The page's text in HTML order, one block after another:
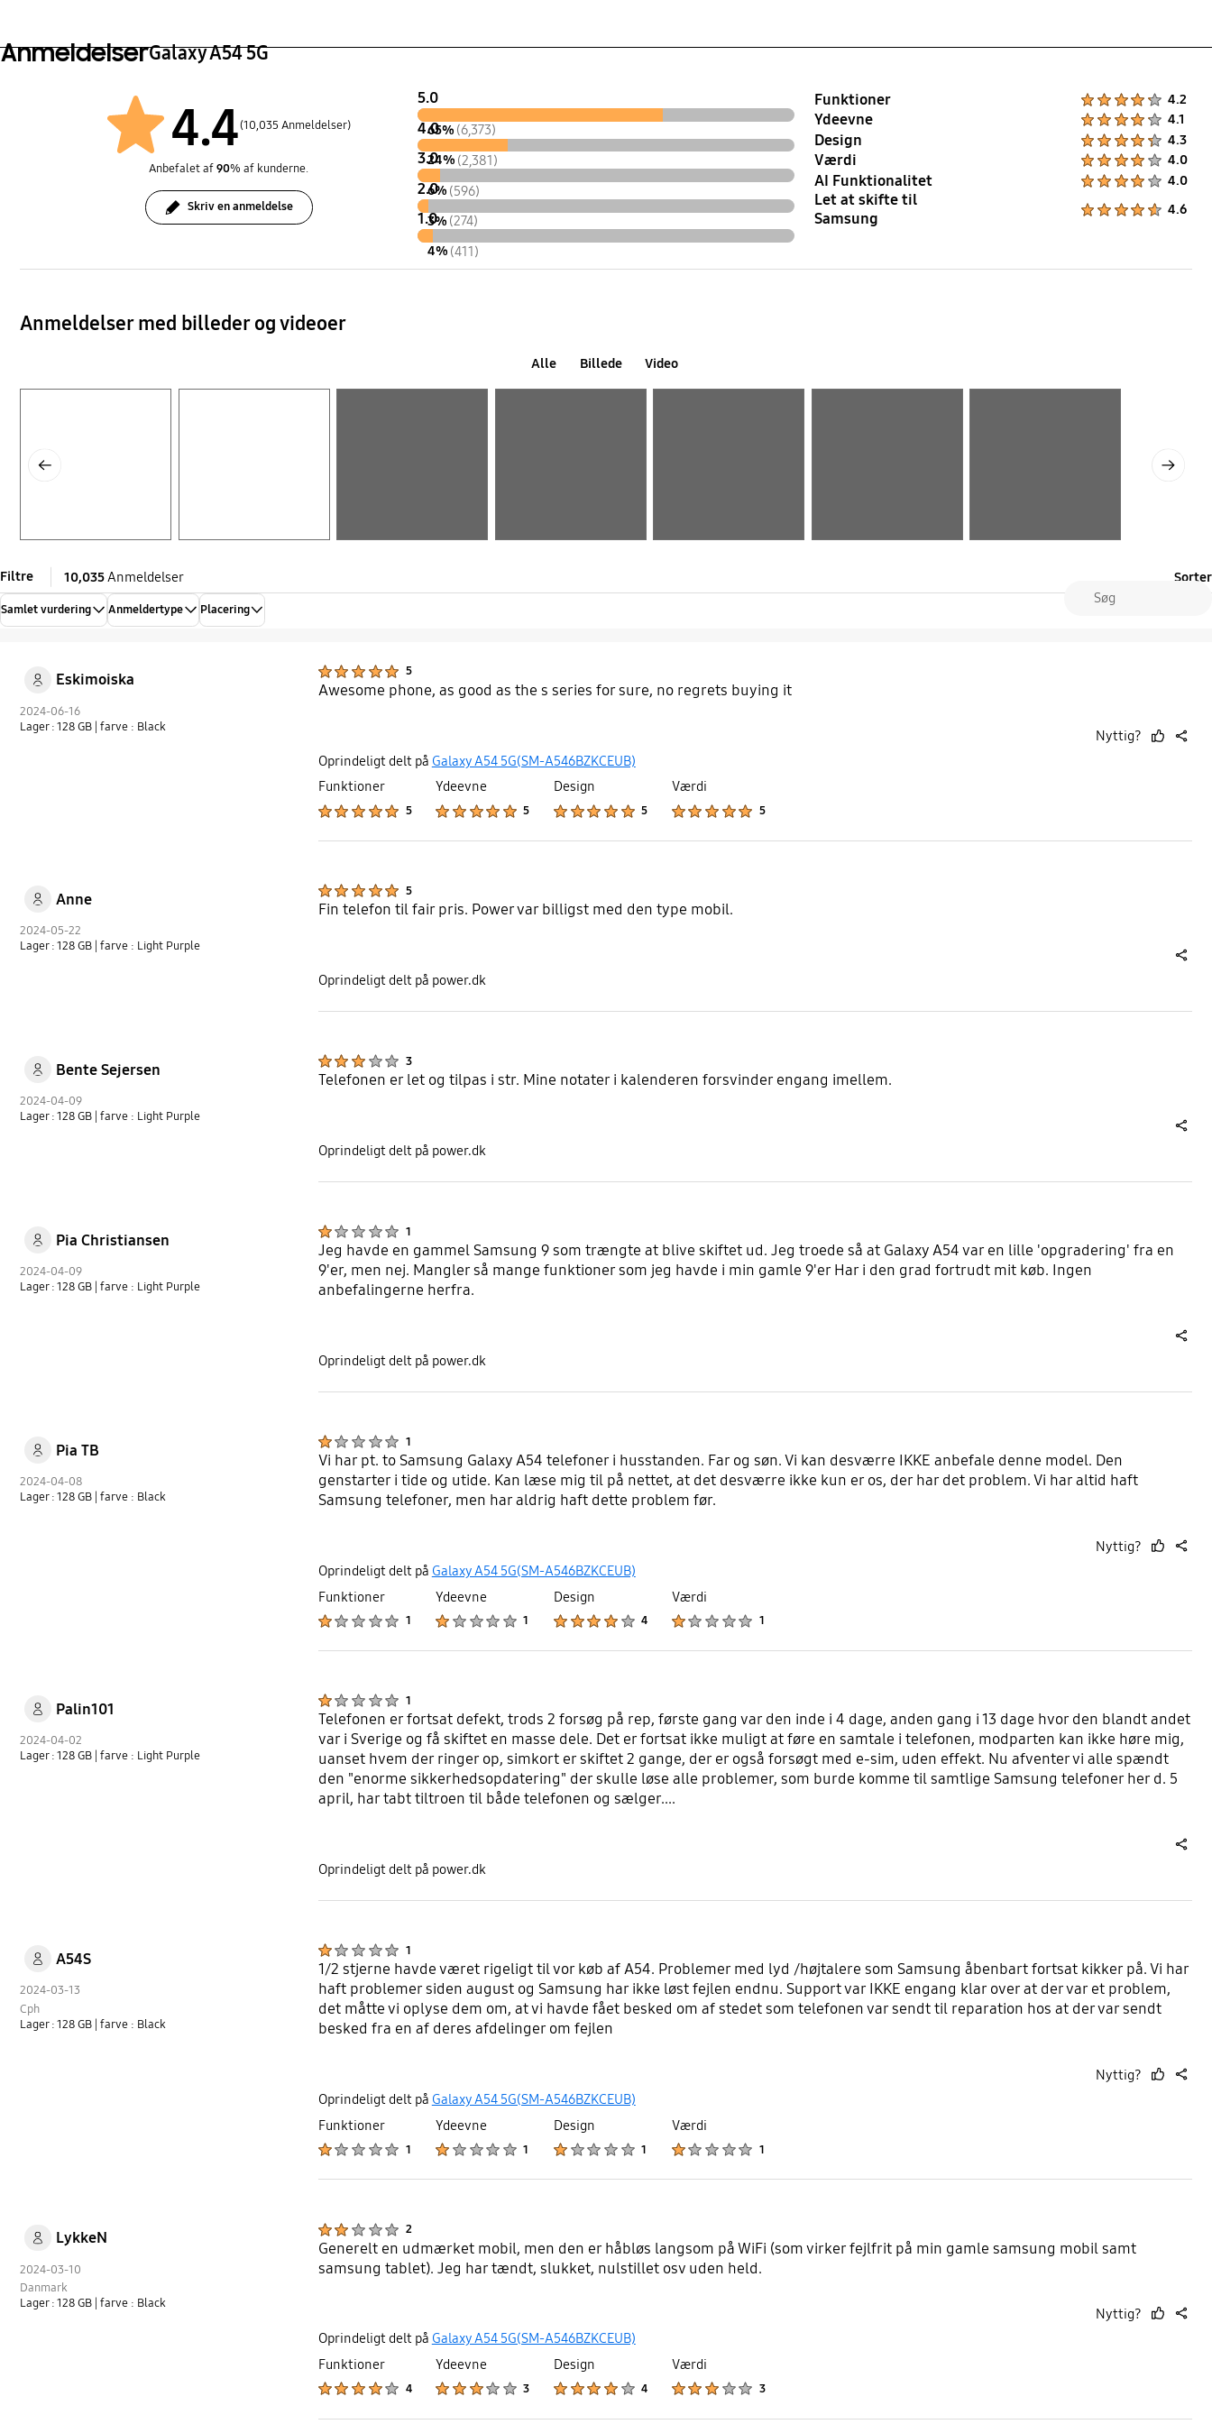
AnmeldelserGalaxy A54 5G
4.4(10,035 Anmeldelser)
Anbefalet af90% af kunderne.
Skriv en anmeldelse
5.0
65% (6,373)
4.0
24% (2,381)
3.0
6% (596)
2.0
3% (274)
1.0
4% (411)
Funktioner 4.2
Ydeevne 4.1
Design 4.3
Værdi 4.0
AI Funktionalitet 4.0
Let at skifte til
Samsung
4.6
Anmeldelser med billeder og videoer
Alle Billede Video
Filtre 10,035Anmeldelser Sorter
Samlet vurdering Anmeldertype Placering
Eskimoiska
2024-06-16
Lager : 128 GB | farve : Black
5
Awesome phone, as good as the s series for sure, no regrets buying it
Nyttig?
Oprindeligt delt på Galaxy A54 5G(SM-A546BZKCEUB)
Funktioner
5
Ydeevne
5
Design
5
Værdi
5
Anne
2024-05-22
Lager : 128 GB | farve : Light Purple
5
Fin telefon til fair pris. Power var billigst med den type mobil.
Oprindeligt delt på power.dk
Bente Sejersen
2024-04-09
Lager : 128 GB | farve : Light Purple
3
Telefonen er let og tilpas i str. Mine notater i kalenderen forsvinder engang imellem.
Oprindeligt delt på power.dk
Pia Christiansen
2024-04-09
Lager : 128 GB | farve : Light Purple
1
Jeg havde en gammel Samsung 9 som trængte at blive skiftet ud. Jeg troede så at Galaxy A54 var en lille 'opgradering' fra en
9'er, men nej. Mangler så mange funktioner som jeg havde i min gamle 9'er Har i den grad fortrudt mit køb. Ingen
anbefalingerne herfra.
Oprindeligt delt på power.dk
Pia TB
2024-04-08
Lager : 128 GB | farve : Black
1
Vi har pt. to Samsung Galaxy A54 telefoner i husstanden. Far og søn. Vi kan desværre IKKE anbefale denne model. Den
genstarter i tide og utide. Kan læse mig til på nettet, at det desværre ikke kun er os, der har det problem. Vi har altid haft
Samsung telefoner, men har aldrig haft dette problem før.
Nyttig?
Oprindeligt delt på Galaxy A54 5G(SM-A546BZKCEUB)
Funktioner
1
Ydeevne
1
Design
4
Værdi
1
Palin101
2024-04-02
Lager : 128 GB | farve : Light Purple
1
Telefonen er fortsat defekt, trods 2 forsøg på rep, første gang var den inde i 4 dage, anden gang i 13 dage hvor den blandt andet
var i Sverige og få skiftet en masse dele. Det er fortsat ikke muligt at føre en samtale i telefonen, modparten kan ikke høre mig,
uanset hvem der ringer op, simkort er skiftet 2 gange, der er også forsøgt med e-sim, uden effekt. Nu afventer vi alle spændt
den "enorme sikkerhedsopdatering" der skulle løse alle problemer, som burde komme til samtlige Samsung telefoner her d. 5
april, har tabt tiltroen til både telefonen og sælger....
Oprindeligt delt på power.dk
A54S
2024-03-13
Cph
Lager : 128 GB | farve : Black
1
1/2 stjerne havde været rigeligt til vor køb af A54. Problemer med lyd /højtalere som Samsung åbenbart fortsat kikker på. Vi har
haft problemer siden august og Samsung har ikke løst fejlen endnu. Support var IKKE engang klar over at der var et problem,
det måtte vi oplyse dem om, at vi havde fået besked om af stedet som telefonen var sendt til reparation hos at der var sendt
besked fra en af deres afdelinger om fejlen
Nyttig?
Oprindeligt delt på Galaxy A54 5G(SM-A546BZKCEUB)
Funktioner
1
Ydeevne
1
Design
1
Værdi
1
LykkeN
2024-03-10
Danmark
Lager : 128 GB | farve : Black
2
Generelt en udmærket mobil, men den er håbløs langsom på WiFi (som virker fejlfrit på min gamle samsung mobil samt
samsung tablet). Jeg har tændt, slukket, nulstillet osv uden held.
Nyttig?
Oprindeligt delt på Galaxy A54 5G(SM-A546BZKCEUB)
Funktioner
4
Ydeevne
3
Design
4
Værdi
3